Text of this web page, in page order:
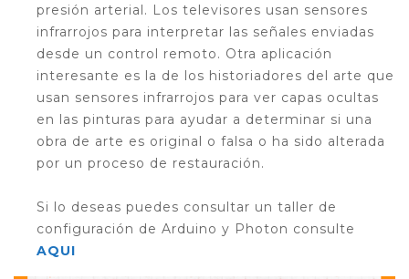
presión arterial. Los televisores usan sensores
infrarrojos para interpretar las señales enviadas
desde un control remoto. Otra aplicación
interesante es la de los historiadores del arte que
usan sensores infrarrojos para ver capas ocultas
en las pinturas para ayudar a determinar si una
obra de arte es original o falsa o ha sido alterada
por un proceso de restauración.
Si lo deseas puedes consultar un taller de
configuración de Arduino y Photon consulte
AQUI